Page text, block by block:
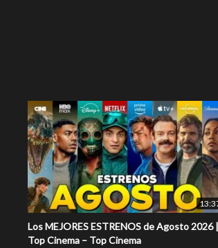
Los MEJORES ESTRENOS de Agosto 2026 |
Top Cinema – Top Cinema